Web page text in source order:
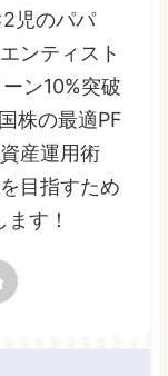
児のパパ
ンティスト
ン10%突破
株の最適PF
産運用術
目指すため
す！